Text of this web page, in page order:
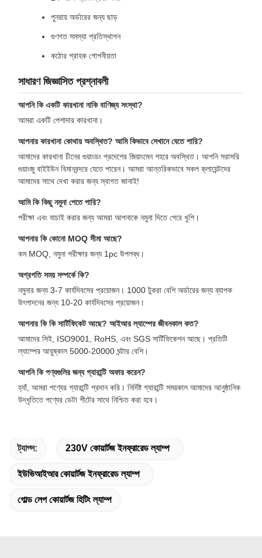
পুনরায় অর্ডারের জন্য ছাড়
গুণগত সমস্যা প্রতিস্থাপন
কঠোর গ্রাহক গোপনীয়তা
সাধারণ জিজ্ঞাসিত প্রশ্নাবলী
আপনি কি একটি কারখানা নাকি বাণিজ্য সংস্থা?
আমরা একটি পেশাদার কারখানা।
আপনার কারখানা কোথায় অবস্থিত? আমি কিভাবে সেখানে যেতে পারি?
আমাদের কারখানা চীনের গুয়াংডং প্রদেশের জিয়াংমেন শহরে অবস্থিত। আপনি সরাসরি
গুয়াংজু বাইইউন বিমানবন্দরে যেতে পারেন। আমরা আন্তরিকভাবে সকল ক্লায়েন্টদের
আমাদের সাথে দেখা করার জন্য স্বাগত জানাই!
আমি কি কিছু নমুনা পেতে পারি?
পরীক্ষা এবং যাচাই করার জন্য আমরা আপনাকে নমুনা দিতে পেরে খুশি।
আপনার কি কোনো MOQ সীমা আছে?
কম MOQ, নমুনা পরীক্ষার জন্য 1pc উপলব্ধ।
অগ্রগতি সময় সম্পর্কে কি?
নমুনার জন্য 3-7 কার্যদিবসের প্রয়োজন। 1000 টুকরা বেশি অর্ডারের জন্য ব্যাপক
উৎপাদনের জন্য 10-20 কার্যদিবসের প্রয়োজন।
আপনার কি কি সার্টিফিকেট আছে? আইআর ল্যাম্পের জীবনকাল কত?
আমাদের সিই, ISO9001, RoHS, এবং SGS সার্টিফিকেশন আছে। প্রতিটি
ল্যাম্পের আয়ুষ্কাল 5000-20000 ঘন্টার বেশি।
আপনি কি পণ্যগুলির জন্য গ্যারান্টি অফার করেন?
হ্যাঁ, আমরা পণ্যের গ্যারান্টি প্রদান করি। নির্দিষ্ট গ্যারান্টি সময়কাল আমাদের আনুষ্ঠানিক
উদ্ধৃতিতে পণ্যের ডেটা শীটের সাথে নিশ্চিত করা হবে।
ট্যাগ্স: 230V কোয়ার্টজ ইনফ্রারেড ল্যাম্প
ইউভিআইআর কোয়ার্টজ ইনফ্রারেড ল্যাম্প
গোল্ড লেপ কোয়ার্টজ হিটিং ল্যাম্প